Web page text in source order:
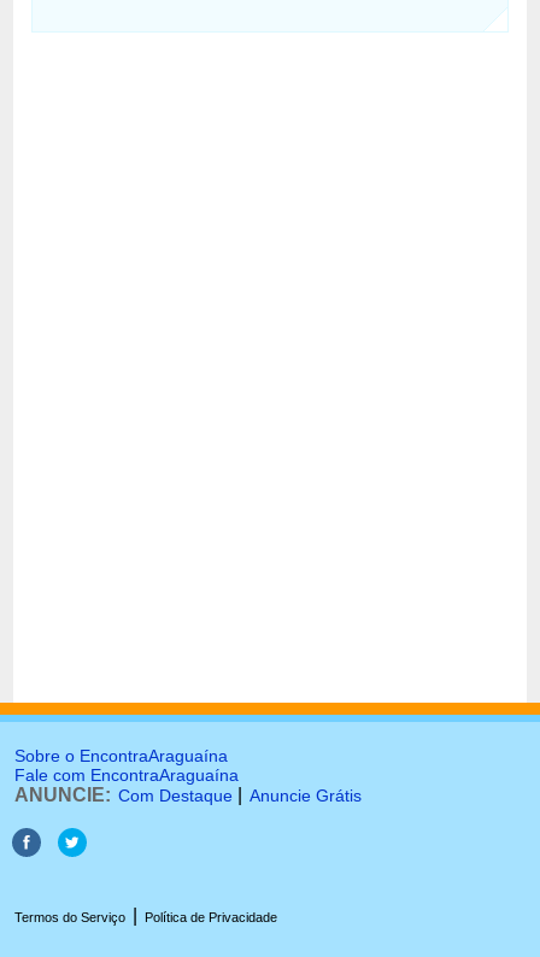
Sobre o EncontraAraguaína
Fale com EncontraAraguaína
ANUNCIE: Com Destaque Anuncie Grátis
Termos do Serviço Política de Privacidade